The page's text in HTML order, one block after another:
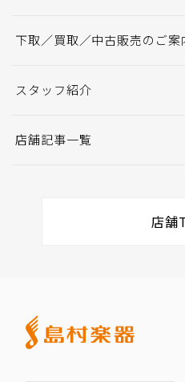
下取／買取／中古販売のご案
スタッフ紹介
店舗記事一覧
店舗